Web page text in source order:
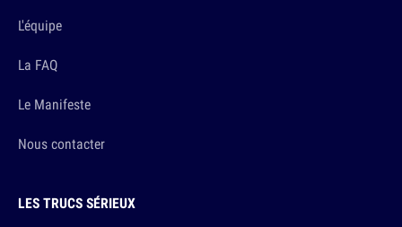
L'équipe
La FAQ
Le Manifeste
Nous contacter
LES TRUCS SÉRIEUX